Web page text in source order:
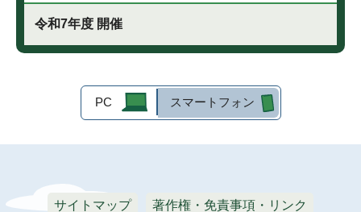
令和7年度 開催
PC スマートフォン
サイトマップ 著作権・免責事項・リンク